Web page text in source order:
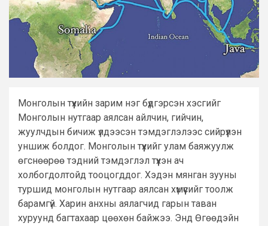
Монголын түүхийн зарим нэг бүдгэрсэн хэсгийг
Монголын нутгаар аялсан айлчин, гийчин,
жуулчдын бичиж үлдээсэн тэмдэглэлээс сийрүүлэн
уншиж болдог. Монголын түүхийг улам баяжуулж
өгснөөрөө тэдний тэмдэглэл түүхэн ач
холбогдолтойд тооцогддог. Хэдэн мянган зууны
туршид монголын нутгаар аялсан хүмүүсийг тоолж
барамгүй. Харин анхны аялагчид гарын таван
хуруунд багтахаар цөөхөн байжээ. Энд Өгөөдэйн